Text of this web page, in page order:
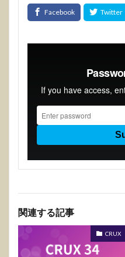
関連する記事
CRUX